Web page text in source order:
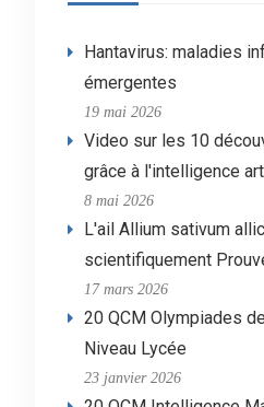
Hantavirus: maladies
émergentes
19 mai 2026
Video sur les 10
grâce à l'intelligence
8 mai 2026
L'ail Allium sativum
scientifiquement
17 mars 2026
20 QCM Olympiades
Niveau Lycée
23 janvier 2026